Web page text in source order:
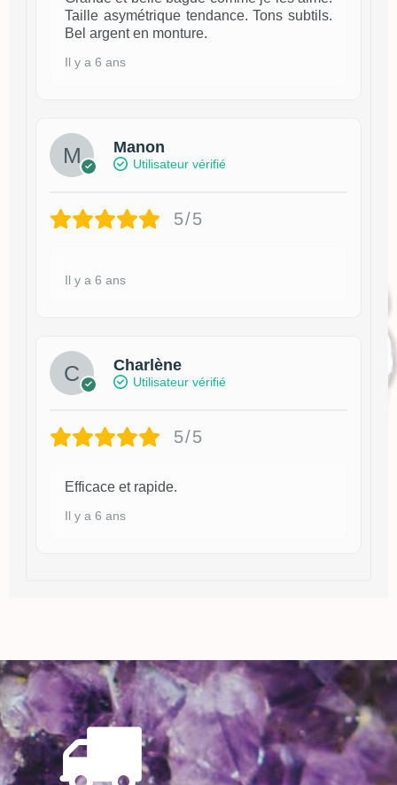
Taille asymétrique tendance. Tons subtils.
Bel argent en monture.
Il y a 6 ans
Manon
Utilisateur vérifié
5/5
Il y a 6 ans
Charlène
Utilisateur vérifié
5/5
Efficace et rapide.
Il y a 6 ans